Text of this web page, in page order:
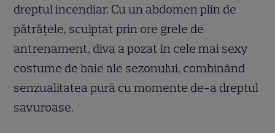
dreptul incendiar. Cu un abdomen plin de
pătrățele, sculptat prin ore grele de
antrenament, diva a pozat în cele mai sexy
costume de baie ale sezonului, combinând
senzualitatea pură cu momente de-a dreptul
savuroase.